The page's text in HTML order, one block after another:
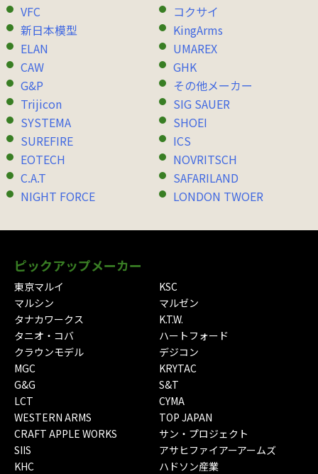
VFC
コクサイ
新日本模型
KingArms
ELAN
UMAREX
CAW
GHK
G&P
その他メーカー
Trijicon
SIG SAUER
SYSTEMA
SHOEI
SUREFIRE
ICS
EOTECH
NOVRITSCH
C.A.T
SAFARILAND
NIGHT FORCE
LONDON TWOER
ピックアップメーカー
東京マルイ
KSC
マルシン
マルゼン
タナカワークス
K.T.W.
タニオ・コバ
ハートフォード
クラウンモデル
デジコン
MGC
KRYTAC
G&G
S&T
LCT
CYMA
WESTERN ARMS
TOP JAPAN
CRAFT APPLE WORKS
サン・プロジェクト
SIIS
アサヒファイアーアームズ
KHC
ハドソン産業